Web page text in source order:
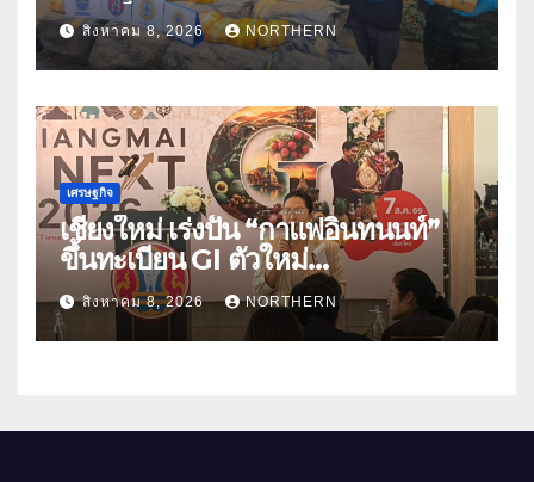
ล้านเม็ด
สิงหาคม 8, 2026 NORTHERN
เศรษฐกิจ
เชียงใหม่ เร่งปั้น “กาแฟอินทนนท์”
ขึ้นทะเบียน GI ตัวใหม่
“CHIANGMAI GI NEXT 2026”
ติดอาวุธผู้ประกอบการ 100 ราย ดัน
สินค้าอัตลักษณ์สู่ตลาดพรีเมียม
สิงหาคม 8, 2026 NORTHERN